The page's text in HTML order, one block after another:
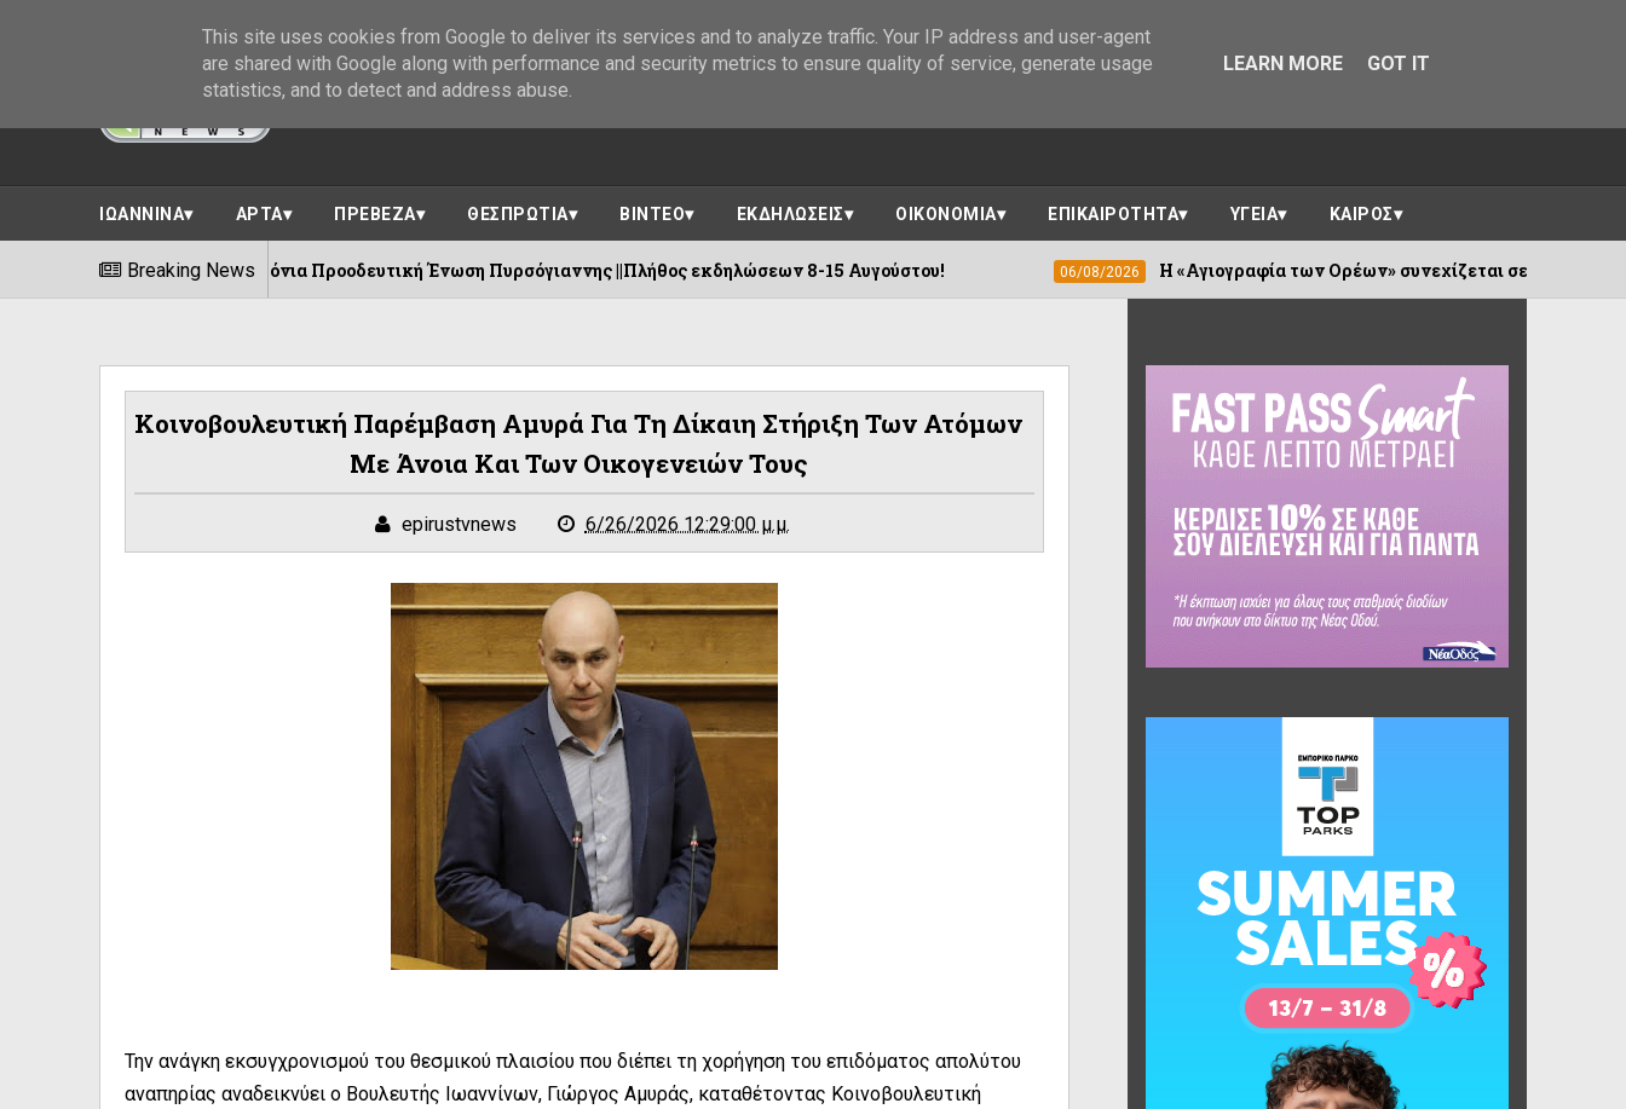
ΙΩΑΝΝΙΝΑ ΑΡΤΑ ΠΡΕΒΕΖΑ ΘΕΣΠΡΩΤΙΑ ΒΙΝΤΕΟ ΕΚΔΗΛΩΣΕΙΣ ΟΙΚΟΝΟΜΙΑ ΕΠΙΚΑΙΡΟΤΗΤΑ ΥΓΕΙΑ ΚΑΙΡΟΣ
Breaking News
100 χρόνια Προοδευτική Ένωση Πυρσόγιαννης ||Πλήθος εκδηλώσεων 8-15 Αυγούστου! 06/08/2026 Η «Αγιογραφία των Ορέων» συνεχίζεται σε Καλέντζι και
Κοινοβουλευτική Παρέμβαση Αμυρά Για Τη Δίκαιη Στήριξη Των Ατόμων
Με Άνοια Και Των Οικογενειών Τους
epirustvnews 6/26/2026 12:29:00 μ.μ.
Την ανάγκη εκσυγχρονισμού του θεσμικού πλαισίου που διέπει τη χορήγηση του επιδόματος απολύτου
αναπηρίας αναδεικνύει ο Βουλευτής Ιωαννίνων, Γιώργος Αμυράς, καταθέτοντας Κοινοβουλευτική
This site uses cookies from Google to deliver its services and to analyze traffic. Your IP address and user-agent
are shared with Google along with performance and security metrics to ensure quality of service, generate usage
statistics, and to detect and address abuse.
LEARN MORE GOT IT